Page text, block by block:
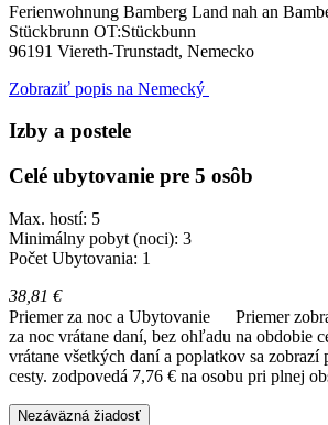
Ferienwohnung Bamberg Land nah an
Stückbrunn OT:Stückbunn
96191 Viereth-Trunstadt, Nemecko
Zobraziť popis na Nemecký
Izby a postele
Celé ubytovanie pre 5 osôb
Max. hostí: 5
Minimálny pobyt (noci): 3
Počet Ubytovania: 1
38,81 €
Priemer za noc a Ubytovanie
Priemer
za noc vrátane daní, bez ohľadu na obdobie
vrátane všetkých daní a poplatkov sa zobrazí
cesty. zodpovedá 7,76 € na osobu pri plnej
Nezáväzná žiadosť